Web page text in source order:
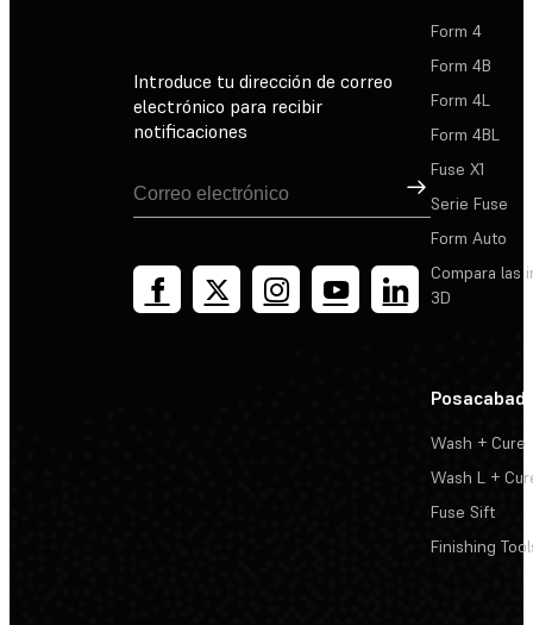
Introduce tu dirección de correo
electrónico para recibir
notificaciones
Suscribirse
Form 4
Form 4B
Form 4L
Form 4BL
Fuse X1
Serie Fuse
Form Auto
Compara las
3D
Wash + Cure
Wash L +
Fuse Sift
Finishing